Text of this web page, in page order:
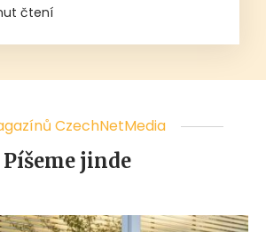
čtení
CzechNetMedia
Píšeme jinde